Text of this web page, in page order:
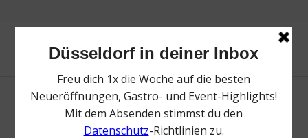
Schley’s | Lieblingsladen | Mr. Düsseldorf |